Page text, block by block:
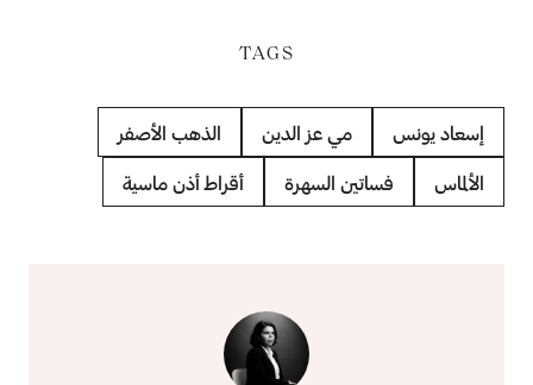
TAGS
إسعاد يونس مي عز الدين الذهب الأصفر
الألماس فساتين السهرة أقراط أذن ماسية